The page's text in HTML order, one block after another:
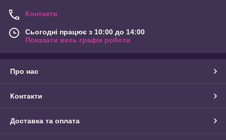
Контакти
Сьогодні працює з 10:00 до 14:00
Показати весь графік роботи
Про нас
Контакти
Доставка та оплата